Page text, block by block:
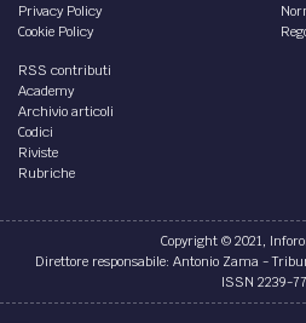
Privacy Policy
Cookie Policy
RSS contributi
Academy
Archivio articoli
Codici
Riviste
Rubriche
Copyright © 2021,
Direttore responsabile: Antonio Zama -
ISSN 2239-